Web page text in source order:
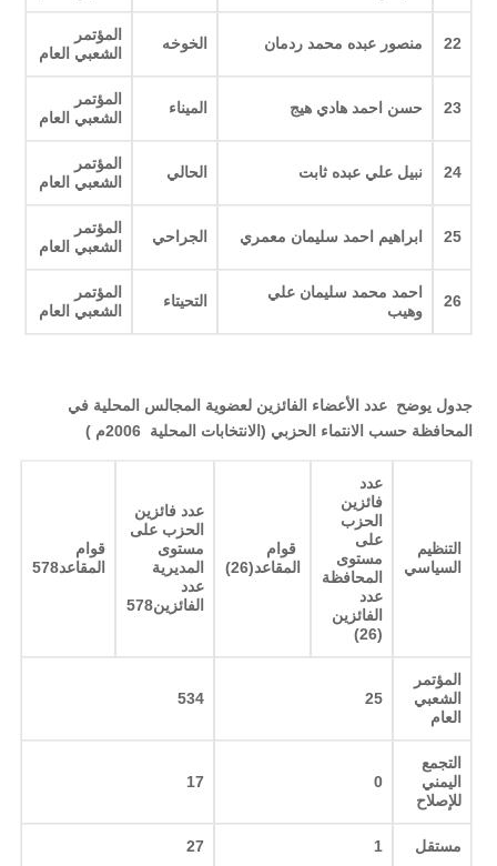
22 منصور عبده محمد ردمان الخوخه
المؤتمر
الشعبي العام
23 حسن احمد هادي هيج الميناء
المؤتمر
الشعبي العام
24 نبيل علي عبده ثابت الحالي
المؤتمر
الشعبي العام
25 ابراهيم احمد سليمان معمري الجراحي
المؤتمر
الشعبي العام
26
احمد محمد سليمان علي
وهيب
التحيتاء
المؤتمر
الشعبي العام
جدول يوضح عدد الأعضاء الفائزين لعضوية المجالس المحلية في
المحافظة حسب الانتماء الحزبي (الانتخابات المحلية 2006م )
التنظيم
السياسي
عدد
فائزين
الحزب
على
مستوى
المحافظة
عدد
الفائزين
(26
)
قوام
المقاعد(26
)
عدد فائزين
الحزب على
مستوى
المديرية
عدد
الفائزين578
قوام
المقاعد578
المؤتمر
الشعبي
العام
25
534
التجمع
اليمني
للإصلاح
0
17
مستقل 1
27